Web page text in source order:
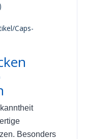
Caps-
Besonders